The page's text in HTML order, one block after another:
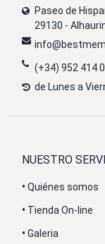
Paseo de
29130 -
(+34) 952 414
de Lunes a
NUESTRO
• Quiénes somos
• Tienda On-line
• Galeria